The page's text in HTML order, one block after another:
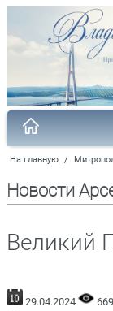
На главную /
Новости
Великий
29.04.2024